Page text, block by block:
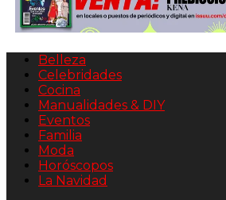
Belleza
Celebridades
Cocina
Manualidades & DIY
Eventos
Familia
Moda
Horóscopos
La Navidad